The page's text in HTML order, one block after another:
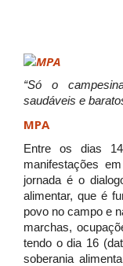
“Só o
saudáveis e
MPA
Entre os dias
manifestações
jornada é o
alimentar, que é
povo no campo e
marchas,
tendo o dia 16
soberania